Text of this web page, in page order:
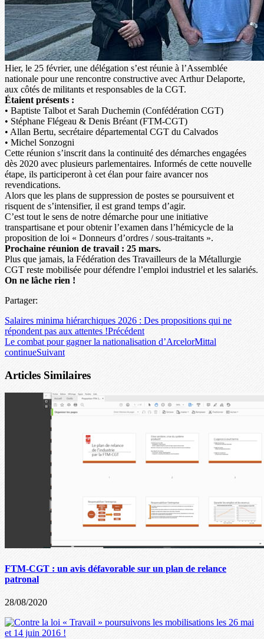
Hier, le 25 février, une délégation s’est réunie à l’Assemblée
nationale pour une rencontre constructive avec Arthur Delaporte,
aux côtés de militants et responsables de la CGT.
Étaient présents :
• Baptiste Talbot et Sarah Duchemin (Confédération CGT)
• Stéphane Flégeau & Denis Bréant (FTM-CGT)
• Allan Bertu, secrétaire départemental CGT du Calvados
• Michel Sonzogni
Cette réunion s’inscrit dans la continuité des démarches engagées
dès 2020 avec plusieurs parlementaires. Informés de cette nouvelle
étape, ils participeront à cet élan pour faire avancer nos
revendications.
Alors que les plans de suppression de postes se poursuivent et
risquent de s’intensifier, il est grand temps d’agir.
C’est tout le sens de notre démarche pour une initiative
transpartisane et pour obtenir l’examen dans l’hémicycle de la
proposition de loi « Donneurs d’ordres / sous-traitants ».
Prochaine réunion de travail : 25 mars.
Plus que jamais, la Fédération des Travailleurs de la Métallurgie
CGT reste mobilisée pour défendre l’emploi industriel et les salariés.
On ne lâche rien !
Partager:
Salaires minima hiérarchiques 2026 : Des propositions qui ne
répondent pas aux attentes !Précédent
Le combat pour gagner la nationalisation d’ArcelorMittal
continueSuivant
Articles Similaires
FTM-CGT : un avis défavorable sur un plan de relance
patronal
28/08/2020